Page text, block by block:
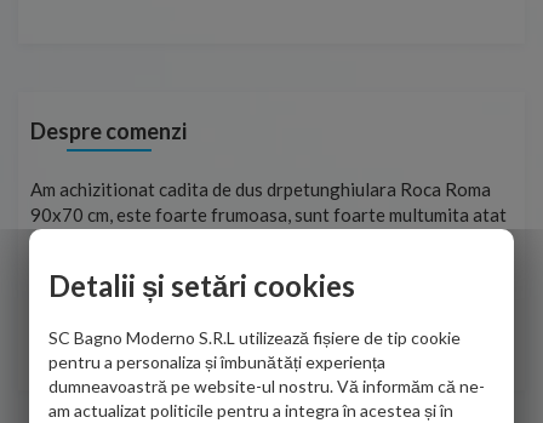
Despre comenzi
Am achizitionat cadita de dus drpetunghiulara Roca Roma
90x70 cm, este foarte frumoasa, sunt foarte multumita atat
de personalul firmei dvs. cu care am colaborat in obtinerea
adus coletul in siguranta.Numai bine, va doresc!
Sofrone Viviana -28.07.2026
Detalii și setări cookies
SC Bagno Moderno S.R.L utilizează fișiere de tip cookie
pentru a personaliza și îmbunătăți experiența
dumneavoastră pe website-ul nostru. Vă informăm că ne-
am actualizat politicile pentru a integra în acestea și în